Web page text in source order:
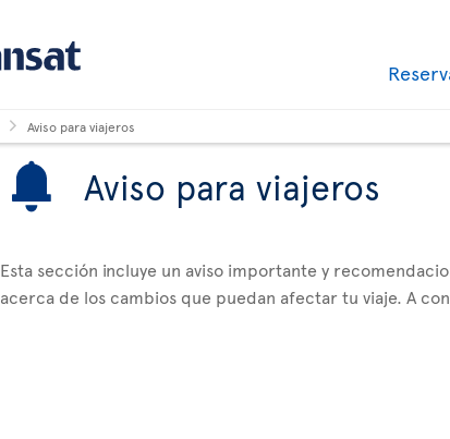
Aviso para viajeros
Aviso para viajeros
Esta sección incluye un aviso importante y
acerca de los cambios que puedan afectar tu viaje. A